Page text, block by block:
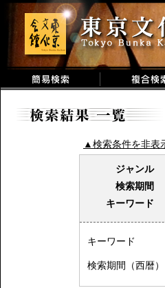
▲検索条件を非表
ジャンル
検索期間
キーワード
キーワード
検索期間（西暦）